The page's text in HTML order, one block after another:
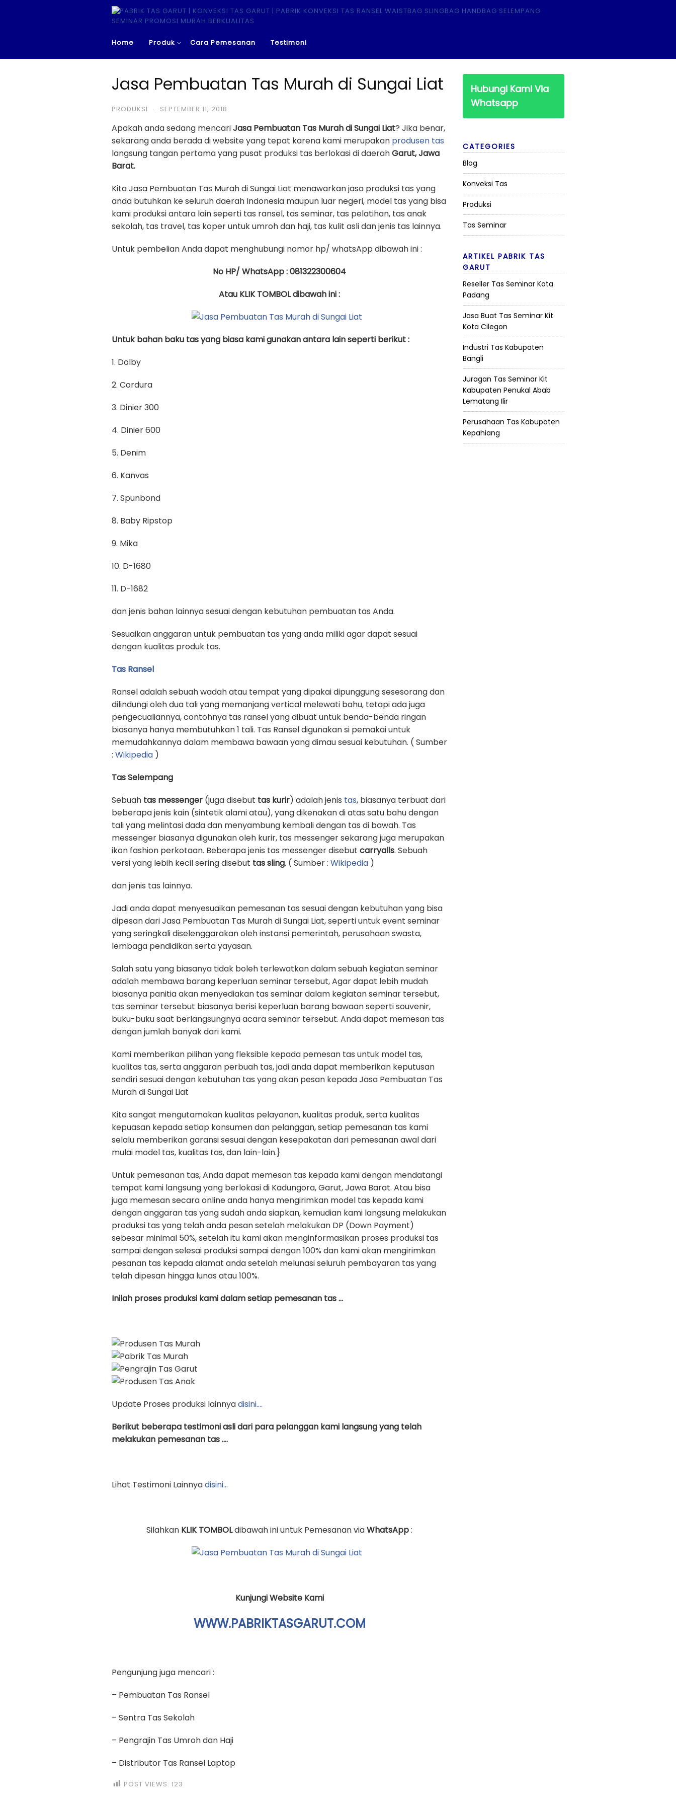
Home Produk Cara Pemesanan Testimoni
Jasa Pembuatan Tas Murah di Sungai Liat
PRODUKSI · SEPTEMBER 11, 2018
Apakah anda sedang mencariJasa Pembuatan Tas Murah di Sungai Liat? Jika benar,
sekarang anda berada di website yang tepat karena kami merupakan produsen tas
langsung tangan pertama yang pusat produksi tas berlokasi di daerahGarut, Jawa
Barat.
Kita Jasa Pembuatan Tas Murah di Sungai Liat menawarkan jasa produksi tas yang
anda butuhkan ke seluruh daerah Indonesia maupun luar negeri, model tas yang bisa
kami produksi antara lain seperti tas ransel, tas seminar, tas pelatihan, tas anak
sekolah, tas travel, tas koper untuk umroh dan haji, tas kulit asli dan jenis tas lainnya.
Untuk pembelian Anda dapat menghubungi nomor hp/ whatsApp dibawah ini :
No HP/ WhatsApp : 081322300604
Atau KLIK TOMBOL dibawah ini :
Untuk bahan baku tas yang biasa kami gunakan antara lain seperti berikut :
1. Dolby
2. Cordura
3. Dinier 300
4. Dinier 600
5. Denim
6. Kanvas
7. Spunbond
8. Baby Ripstop
9. Mika
10. D-1680
11. D-1682
dan jenis bahan lainnya sesuai dengan kebutuhan pembuatan tas Anda.
Sesuaikan anggaran untuk pembuatan tas yang anda miliki agar dapat sesuai
dengan kualitas produk tas.
Tas Ransel
Ransel adalah sebuah wadah atau tempat yang dipakai dipunggung sesesorang dan
dilindungi oleh dua tali yang memanjang vertical melewati bahu, tetapi ada juga
pengecualiannya, contohnya tas ransel yang dibuat untuk benda-benda ringan
biasanya hanya membutuhkan 1 tali. Tas Ransel digunakan si pemakai untuk
memudahkannya dalam membawa bawaan yang dimau sesuai kebutuhan. ( Sumber
: Wikipedia )
Tas Selempang
Sebuah tas messenger (juga disebut tas kurir) adalah jenis tas, biasanya terbuat dari
beberapa jenis kain (sintetik alami atau), yang dikenakan di atas satu bahu dengan
tali yang melintasi dada dan menyambung kembali dengan tas di bawah. Tas
messenger biasanya digunakan oleh kurir, tas messenger sekarang juga merupakan
ikon fashion perkotaan. Beberapa jenis tas messenger disebut carryalls. Sebuah
versi yang lebih kecil sering disebut tas sling. ( Sumber : Wikipedia )
dan jenis tas lainnya.
Jadi anda dapat menyesuaikan pemesanan tas sesuai dengan kebutuhan yang bisa
dipesan dari Jasa Pembuatan Tas Murah di Sungai Liat, seperti untuk event seminar
yang seringkali diselenggarakan oleh instansi pemerintah, perusahaan swasta,
lembaga pendidikan serta yayasan.
Salah satu yang biasanya tidak boleh terlewatkan dalam sebuah kegiatan seminar
adalah membawa barang keperluan seminar tersebut, Agar dapat lebih mudah
biasanya panitia akan menyediakan tas seminar dalam kegiatan seminar tersebut,
tas seminar tersebut biasanya berisi keperluan barang bawaan seperti souvenir,
buku-buku saat berlangsungnya acara seminar tersebut. Anda dapat memesan tas
dengan jumlah banyak dari kami.
Kami memberikan pilihan yang fleksible kepada pemesan tas untuk model tas,
kualitas tas, serta anggaran perbuah tas, jadi anda dapat memberikan keputusan
sendiri sesuai dengan kebutuhan tas yang akan pesan kepada Jasa Pembuatan Tas
Murah di Sungai Liat
Kita sangat mengutamakan kualitas pelayanan, kualitas produk, serta kualitas
kepuasan kepada setiap konsumen dan pelanggan, setiap pemesanan tas kami
selalu memberikan garansi sesuai dengan kesepakatan dari pemesanan awal dari
mulai model tas, kualitas tas, dan lain-lain.}
Untuk pemesanan tas, Anda dapat memesan tas kepada kami dengan mendatangi
tempat kami langsung yang berlokasi di Kadungora, Garut, Jawa Barat. Atau bisa
juga memesan secara online anda hanya mengirimkan model tas kepada kami
dengan anggaran tas yang sudah anda siapkan, kemudian kami langsung melakukan
produksi tas yang telah anda pesan setelah melakukan DP (Down Payment)
sebesar minimal 50%, setelah itu kami akan menginformasikan proses produksi tas
sampai dengan selesai produksi sampai dengan 100% dan kami akan mengirimkan
pesanan tas kepada alamat anda setelah melunasi seluruh pembayaran tas yang
telah dipesan hingga lunas atau 100%.
Inilah proses produksi kami dalam setiap pemesanan tas …
Update Proses produksi lainnyadisini….
Berikut beberapa testimoni asli dari para pelanggan kami langsung yang telah
melakukan pemesanan tas ….
Lihat Testimoni Lainnyadisini…
Silahkan KLIK TOMBOLdibawah ini untuk Pemesanan viaWhatsApp:
Kunjungi Website Kami
WWW.PABRIKTASGARUT.COM
Pengunjung juga mencari :
– Pembuatan Tas Ransel
– Sentra Tas Sekolah
– Pengrajin Tas Umroh dan Haji
– Distributor Tas Ransel Laptop
POST VIEWS: 123
Hubungi Kami Via
Whatsapp
CATEGORIES
Blog
Konveksi Tas
Produksi
Tas Seminar
ARTIKEL PABRIK TAS
GARUT
Reseller Tas Seminar Kota
Padang
Jasa Buat Tas Seminar Kit
Kota Cilegon
Industri Tas Kabupaten
Bangli
Juragan Tas Seminar Kit
Kabupaten Penukal Abab
Lematang Ilir
Perusahaan Tas Kabupaten
Kepahiang